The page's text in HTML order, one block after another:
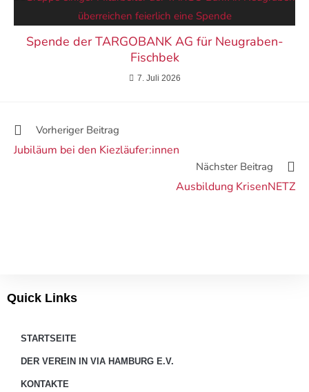
Spende der TARGOBANK AG für Neugraben-
Fischbek
7. Juli 2026
Vorheriger Beitrag
Jubiläum bei den Kiezläufer:innen
Nächster Beitrag
Ausbildung KrisenNETZ
Quick Links
STARTSEITE
DER VEREIN IN VIA HAMBURG E.V.
KONTAKTE